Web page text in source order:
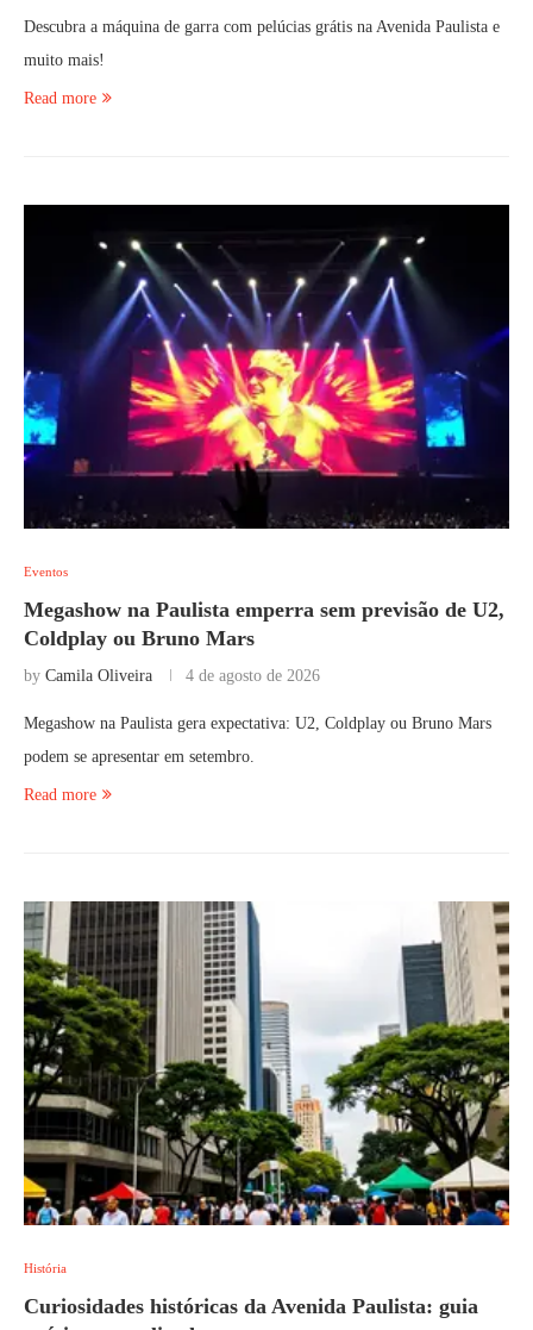
Descubra a máquina de garra com pelúcias grátis na Avenida Paulista e
muito mais!
Read more
Eventos
Megashow na Paulista emperra sem previsão de U2,
Coldplay ou Bruno Mars
by Camila Oliveira 4 de agosto de 2026
Megashow na Paulista gera expectativa: U2, Coldplay ou Bruno Mars
podem se apresentar em setembro.
Read more
História
Curiosidades históricas da Avenida Paulista: guia